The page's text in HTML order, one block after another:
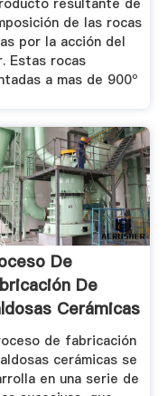
resultante de
de las rocas
por la acción del
Estas rocas
a mas de 900º
De
De
Cerámicas
de fabricación
cerámicas se
en una serie de